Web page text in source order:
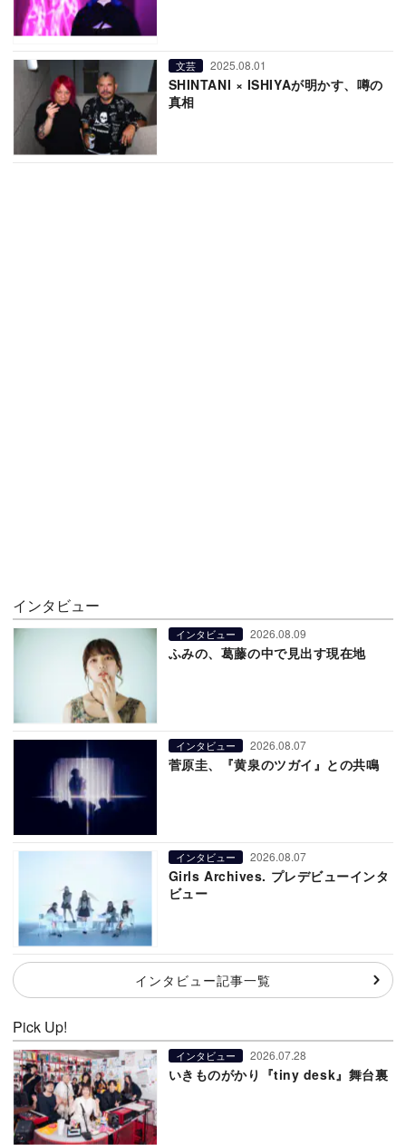
文芸 2025.08.01
SHINTANI × ISHIYAが明かす、噂の
真相
インタビュー
インタビュー 2026.08.09
ふみの、葛藤の中で見出す現在地
インタビュー 2026.08.07
菅原圭、『黄泉のツガイ』との共鳴
インタビュー 2026.08.07
Girls Archives. プレデビューインタ
ビュー
インタビュー記事一覧
Pick Up!
インタビュー 2026.07.28
いきものがかり『tiny desk』舞台裏